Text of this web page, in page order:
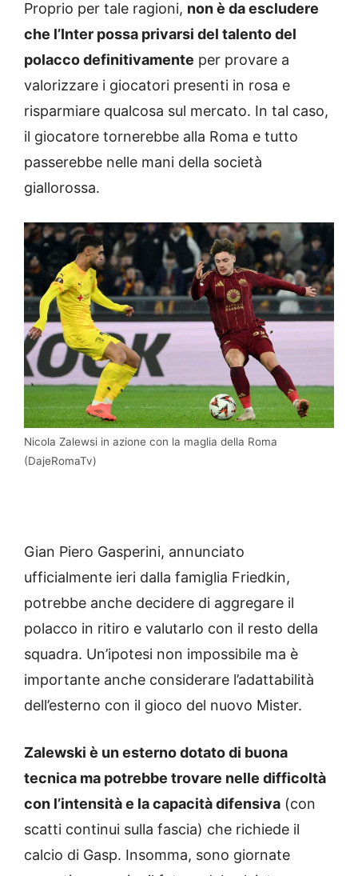
Proprio per tale ragioni, non è da escludere
che l’Inter possa privarsi del talento del
polacco definitivamente per provare a
valorizzare i giocatori presenti in rosa e
risparmiare qualcosa sul mercato. In tal caso,
il giocatore tornerebbe alla Roma e tutto
passerebbe nelle mani della società
giallorossa.
Nicola Zalewsi in azione con la maglia della Roma
(DajeRomaTv)
Gian Piero Gasperini, annunciato
ufficialmente ieri dalla famiglia Friedkin,
potrebbe anche decidere di aggregare il
polacco in ritiro e valutarlo con il resto della
squadra. Un’ipotesi non impossibile ma è
importante anche considerare l’adattabilità
dell’esterno con il gioco del nuovo Mister.
Zalewski è un esterno dotato di buona
tecnica ma potrebbe trovare nelle difficoltà
con l’intensità e la capacità difensiva (con
scatti continui sulla fascia) che richiede il
calcio di Gasp. Insomma, sono giornate